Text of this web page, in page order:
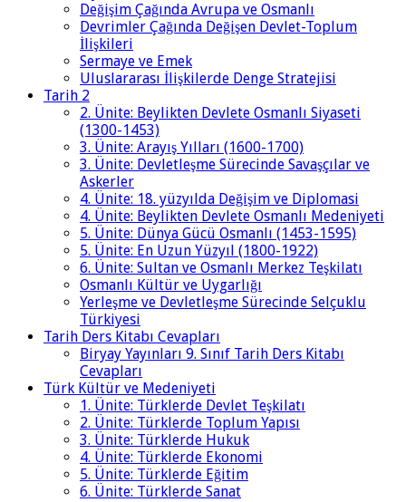
Değişim Çağında Avrupa ve Osmanlı
Devrimler Çağında Değişen Devlet-Toplum
İlişkileri
Sermaye ve Emek
Uluslararası İlişkilerde Denge Stratejisi
Tarih 2
2. Ünite: Beylikten Devlete Osmanlı Siyaseti
(1300-1453)
3. Ünite: Arayış Yılları (1600-1700)
3. Ünite: Devletleşme Sürecinde Savaşçılar ve
Askerler
4. Ünite: 18. yüzyılda Değişim ve Diplomasi
4. Ünite: Beylikten Devlete Osmanlı Medeniyeti
5. Ünite: Dünya Gücü Osmanlı (1453-1595)
5. Ünite: En Uzun Yüzyıl (1800-1922)
6. Ünite: Sultan ve Osmanlı Merkez Teşkilatı
Osmanlı Kültür ve Uygarlığı
Yerleşme ve Devletleşme Sürecinde Selçuklu
Türkiyesi
Tarih Ders Kitabı Cevapları
Biryay Yayınları 9. Sınıf Tarih Ders Kitabı
Cevapları
Türk Kültür ve Medeniyeti
1. Ünite: Türklerde Devlet Teşkilatı
2. Ünite: Türklerde Toplum Yapısı
3. Ünite: Türklerde Hukuk
4. Ünite: Türklerde Ekonomi
5. Ünite: Türklerde Eğitim
6. Ünite: Türklerde Sanat